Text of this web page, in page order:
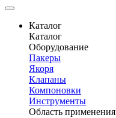
Каталог
Каталог
Оборудование
Пакеры
Якоря
Клапаны
Компоновки
Инструменты
Область применения